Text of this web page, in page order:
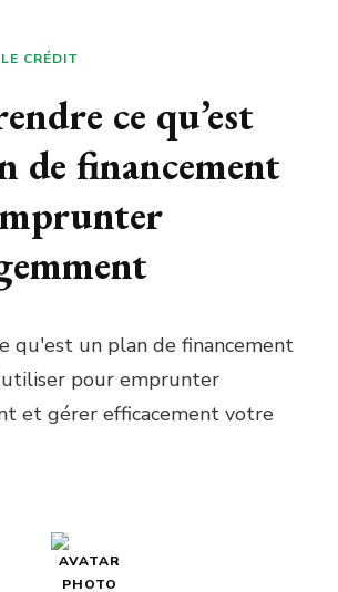
LE CRÉDIT
ce qu’est
de financement